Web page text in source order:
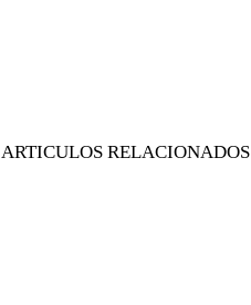
ARTICULOS RELACIONADOS